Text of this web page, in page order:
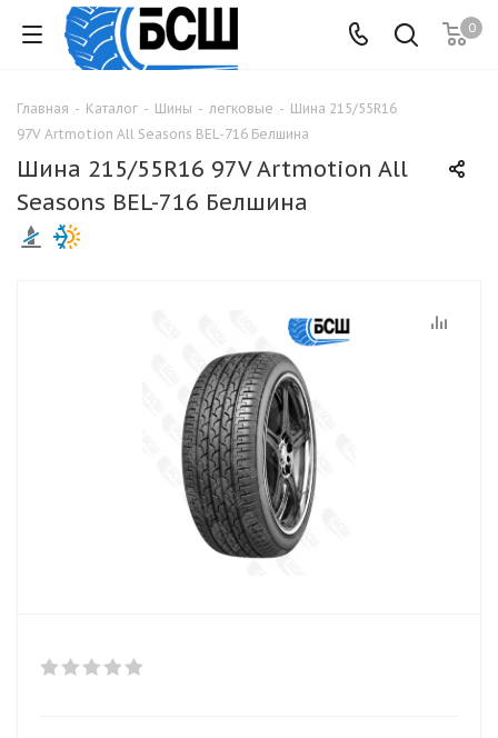
0
Главная - Каталог - Шины - легковые - Шина 215/55R16
97V Artmotion All Seasons BEL-716 Белшина
Шина 215/55R16 97V Artmotion All
Seasons BEL-716 Белшина